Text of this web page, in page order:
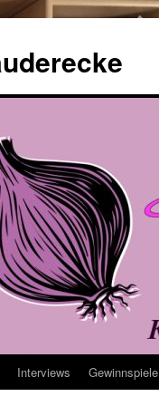
Interviews Gewinnspiele